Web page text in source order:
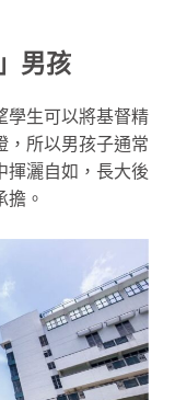
男孩
學生可以將基督精
，所以男孩子通常
揮灑自如，長大後
。